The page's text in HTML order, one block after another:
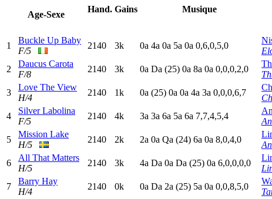
Age-Sexe
Hand. Gains Musique
1
Buckle Up Baby
F/5
2140 3k 0a 4a 0a 5a 0a 0,6,0,5,0
2
Daucus Carota
F/8
2140 3k 0a Da (25) 0a 8a 0a 0,0,0,2,0
3
Love The View
H/4
2140 1k 0a (25) 0a 0a 4a 3a 0,0,0,6,7
4
Silver Labolina
F/5
2140 4k 3a 3a 6a 5a 6a 7,7,4,5,4
5
Mission Lake
H/5
2140 2k 2a 0a Qa (24) 6a 0a 8,0,4,0
6
All That Matters
H/5
2140 3k 4a Da 0a Da (25) 0a 6,0,0,0,0
7
Barry Hay
H/4
2140 0k 0a Da 2a (25) 5a 0a 0,0,8,5,0